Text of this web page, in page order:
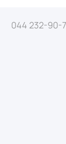
044 232-90-